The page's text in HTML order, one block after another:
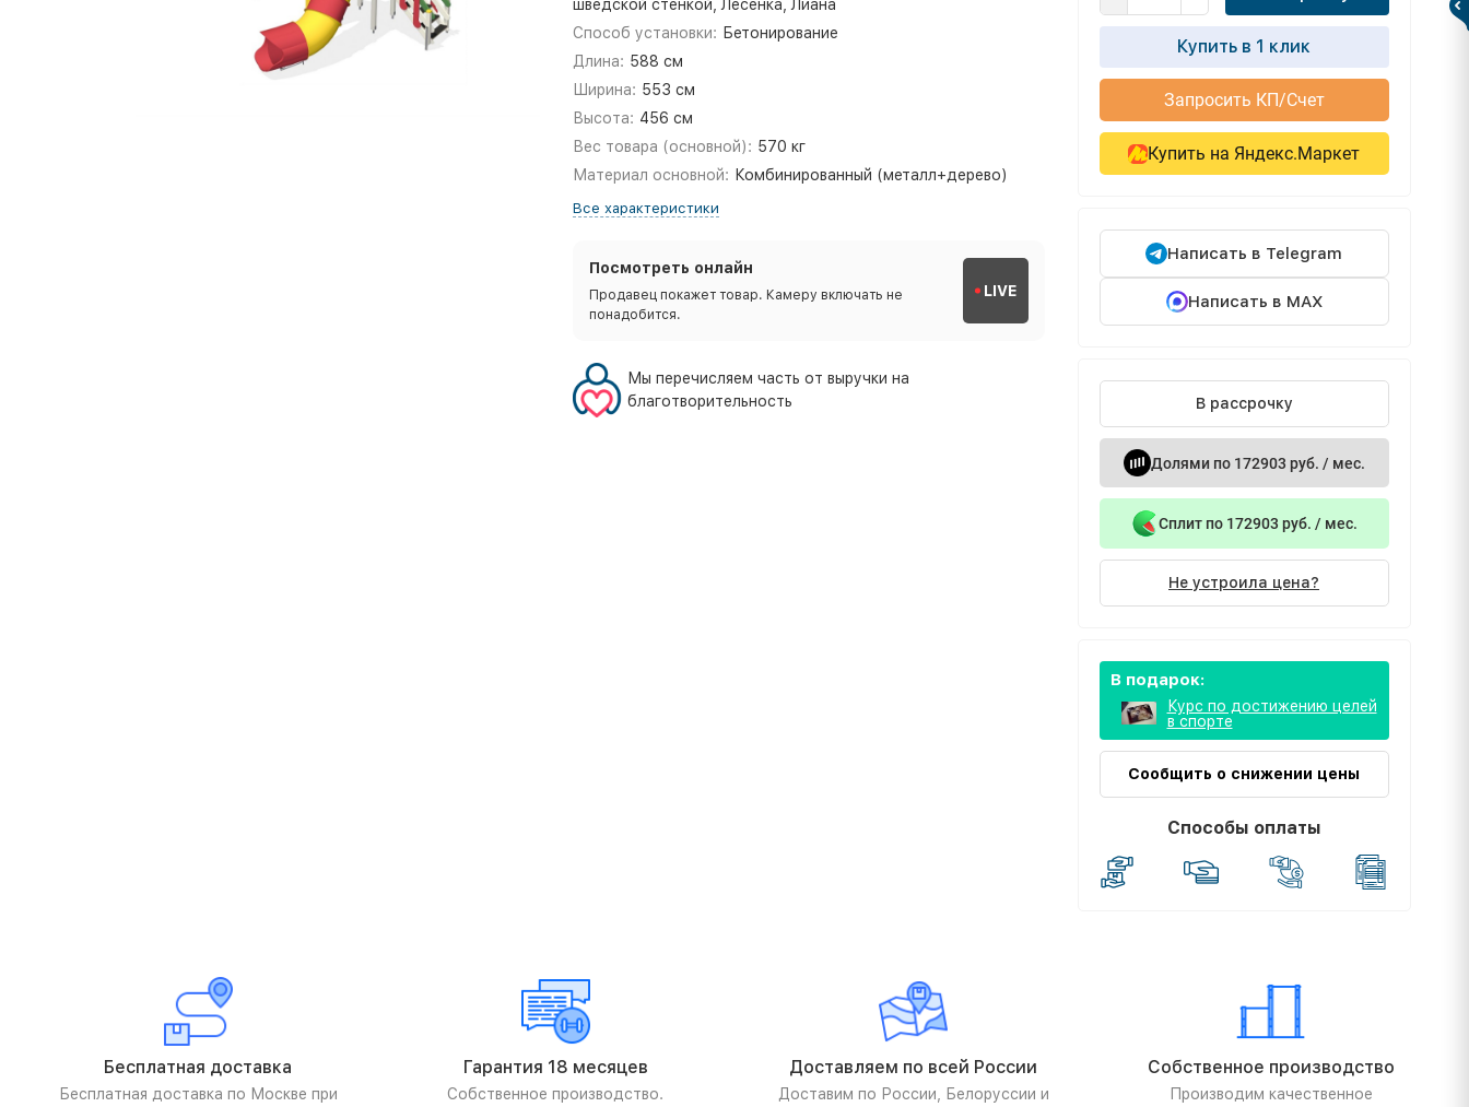
шведской стенкой, Лесенка, Лиана
Способ установки: Бетонирование
Длина: 588 см
Ширина: 553 см
Высота: 456 см
Вес товара (основной): 570 кг
Материал основной: Комбинированный (металл+дерево)
Все характеристики
Посмотреть онлайн
Продавец покажет товар. Камеру включать не
понадобится.
LIVE
Мы перечисляем часть от выручки на
благотворительность
Купить в 1 клик
Запросить КП/Счет
Купить на Яндекс.Маркет
Написать в Telegram
Написать в MAX
В рассрочку
Долями по 172903 руб. / мес.
Сплит по 172903 руб. / мес.
Не устроила цена?
В подарок:
Курс по достижению целей
в спорте
Сообщить о снижении цены
Способы оплаты
Бесплатная доставка
Бесплатная доставка по Москве при
Гарантия 18 месяцев
Собственное производство.
Доставляем по всей России
Доставим по России, Белоруссии и
Собственное производство
Производим качественное